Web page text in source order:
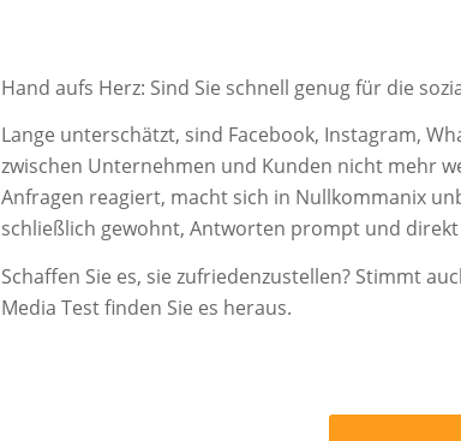
Hand aufs Herz: Sind Sie schnell genug für die
Lange unterschätzt, sind Facebook, Instagram,
zwischen Unternehmen und Kunden nicht mehr
Anfragen reagiert, macht sich in Nullkommanix
schließlich gewohnt, Antworten prompt und
Schaffen Sie es, sie zufriedenzustellen? Stimmt
Media Test finden Sie es heraus.